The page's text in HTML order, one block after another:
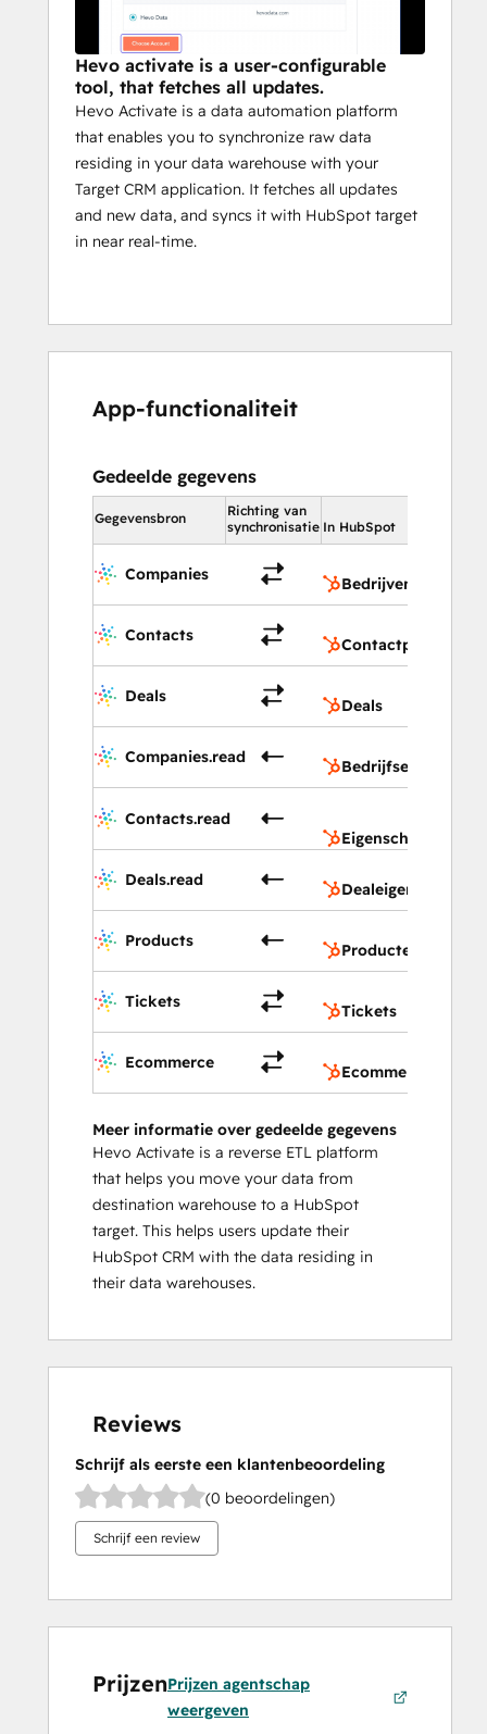
stage marks the completion of the
Activation run.
Hevo activate is a user-configurable
tool, that fetches all updates.
Hevo Activate is a data automation platform
that enables you to synchronize raw data
residing in your data warehouse with your
Target CRM application. It fetches all updates
and new data, and syncs it with HubSpot target
in near real-time.
App-functionaliteit
Gedeelde gegevens
Gegevensbron
Richting van
synchronisatie In HubSpot
Companies
Bedrijven
Contacts
Contactpersonen
Deals
Deals
Companies.read
Contacts.read
Eigenschappen
Deals.read
Dealeigenschappen
Products
Producten
Tickets
Tickets
Ecommerce
Ecommerce Bridge
Meer informatie over gedeelde gegevens
Hevo Activate is a reverse ETL platform
that helps you move your data from
destination warehouse to a HubSpot
target. This helps users update their
HubSpot CRM with the data residing in
their data warehouses.
Reviews
Schrijf als eerste een klantenbeoordeling
(0 beoordelingen)
Schrijf een review
PrijzenPrijzen agentschap
weergeven